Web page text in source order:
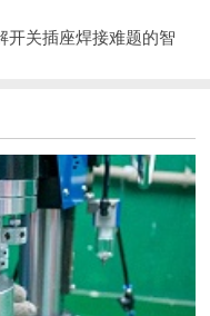
开关插座焊接难题的智